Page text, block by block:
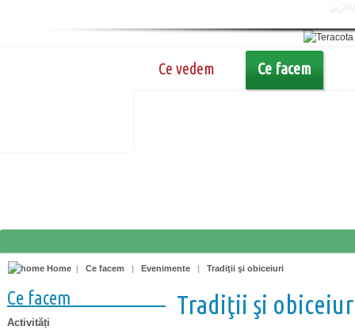
Ce vedem Ce facem
Home | Ce facem | Evenimente | Tradiţii şi obiceiuri
Ce facem
Activități
Tradiţii şi